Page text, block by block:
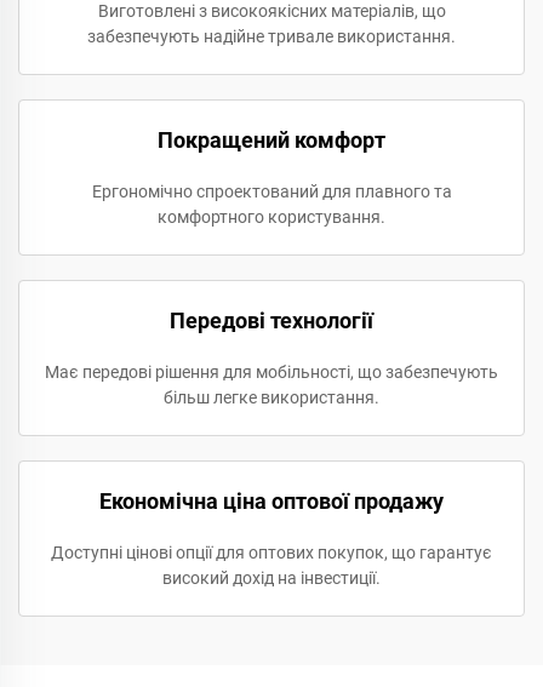
Виготовлені з високоякісних матеріалів, що
забезпечують надійне тривале використання.
Покращений комфорт
Ергономічно спроектований для плавного та
комфортного користування.
Передові технології
Має передові рішення для мобільності, що забезпечують
більш легке використання.
Економічна ціна оптової продажу
Доступні цінові опції для оптових покупок, що гарантує
високий дохід на інвестиції.